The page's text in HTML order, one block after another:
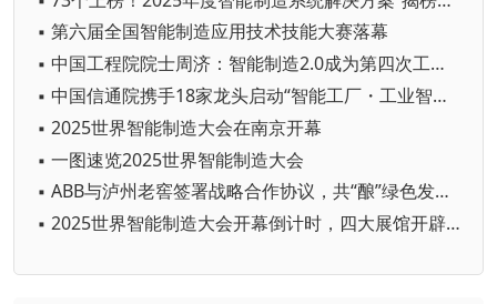
▪ 第六届全国智能制造应用技术技能大赛落幕
▪ 中国工程院院士周济：智能制造2.0成为第四次工业革命核心技术
▪ 中国信通院携手18家龙头启动“智能工厂・工业智能场景创新计划”
▪ 2025世界智能制造大会在南京开幕
▪ 一图速览2025世界智能制造大会
▪ ABB与泸州老窖签署战略合作协议，共“酿”绿色发展新未来
▪ 2025世界智能制造大会开幕倒计时，四大展馆开辟应用落地“演武场”